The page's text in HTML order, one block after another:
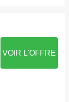
VOIR L'OFFRE